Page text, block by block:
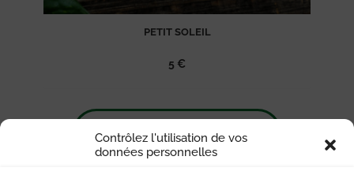
Contrôlez l'utilisation de vos
données personnelles
PETIT SOLEIL
5 €
Ajouter
à la
Voir toute la boutique